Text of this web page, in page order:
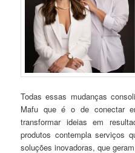
Todas essas mudanças
Mafu que é o de conectar
transformar ideias em
produtos contempla serviços
soluções inovadoras, que